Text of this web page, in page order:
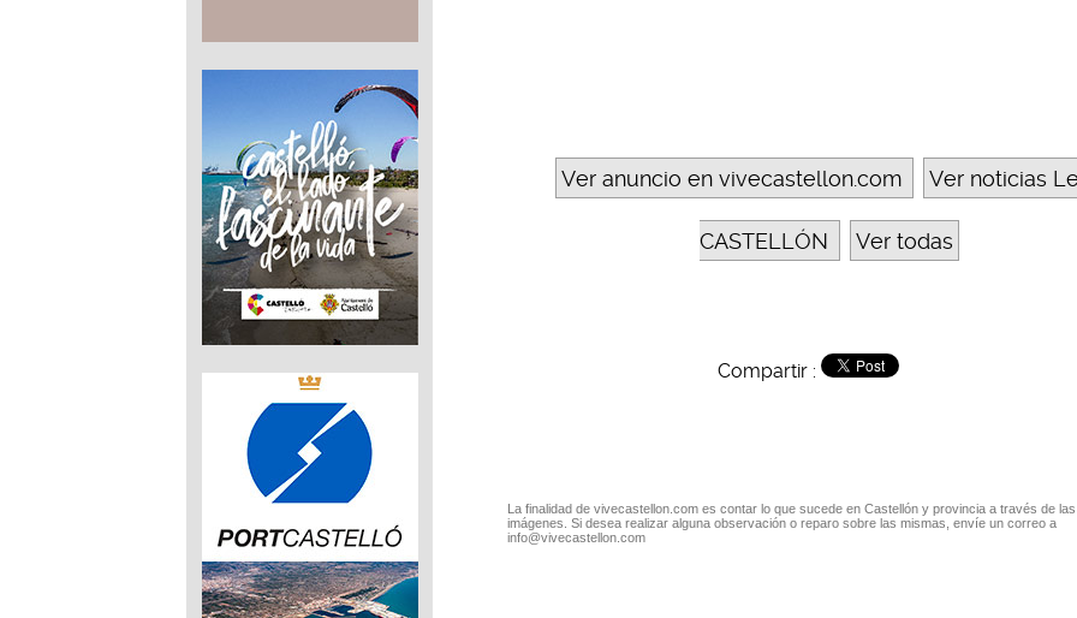
Ver anuncio en vivecastellon.com Ver noticias
CASTELLÓN Ver todas
Compartir :
La finalidad de vivecastellon.com es contar lo que sucede en Castellón y provincia a través de las
imágenes. Si desea realizar alguna observación o reparo sobre las mismas, envíe un correo a
info@vivecastellon.com